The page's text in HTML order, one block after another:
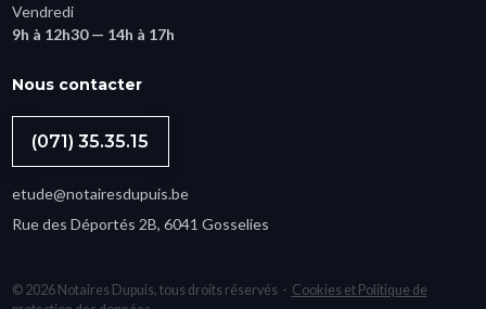
Vendredi
9h à 12h30 — 14h à 17h
Nous contacter
(071) 35.35.15
etude@notairesdupuis.be
Rue des Déportés 2B, 6041 Gosselies
© 2026 Notaires Dupuis, tous droits réservés - Cookies et Politique de